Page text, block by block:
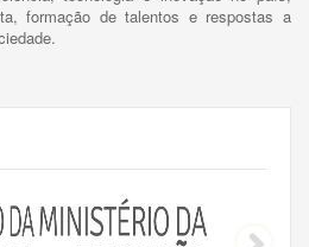
formação de talentos e respostas a